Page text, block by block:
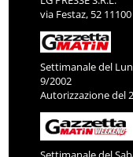
via Festaz, 52 11100
Settimanale del
9/2002
Autorizzazione del